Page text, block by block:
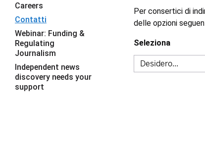
Per consertici di
delle opzioni
Seleziona
Careers
Contatti
Webinar: Funding &
Regulating
Journalism
Independent news
discovery needs your
support